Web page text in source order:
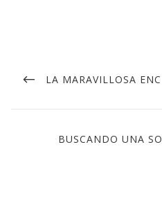
de
ENTRADA
LA MARAVILLOSA
ENTRADA
BUSCANDO UNA